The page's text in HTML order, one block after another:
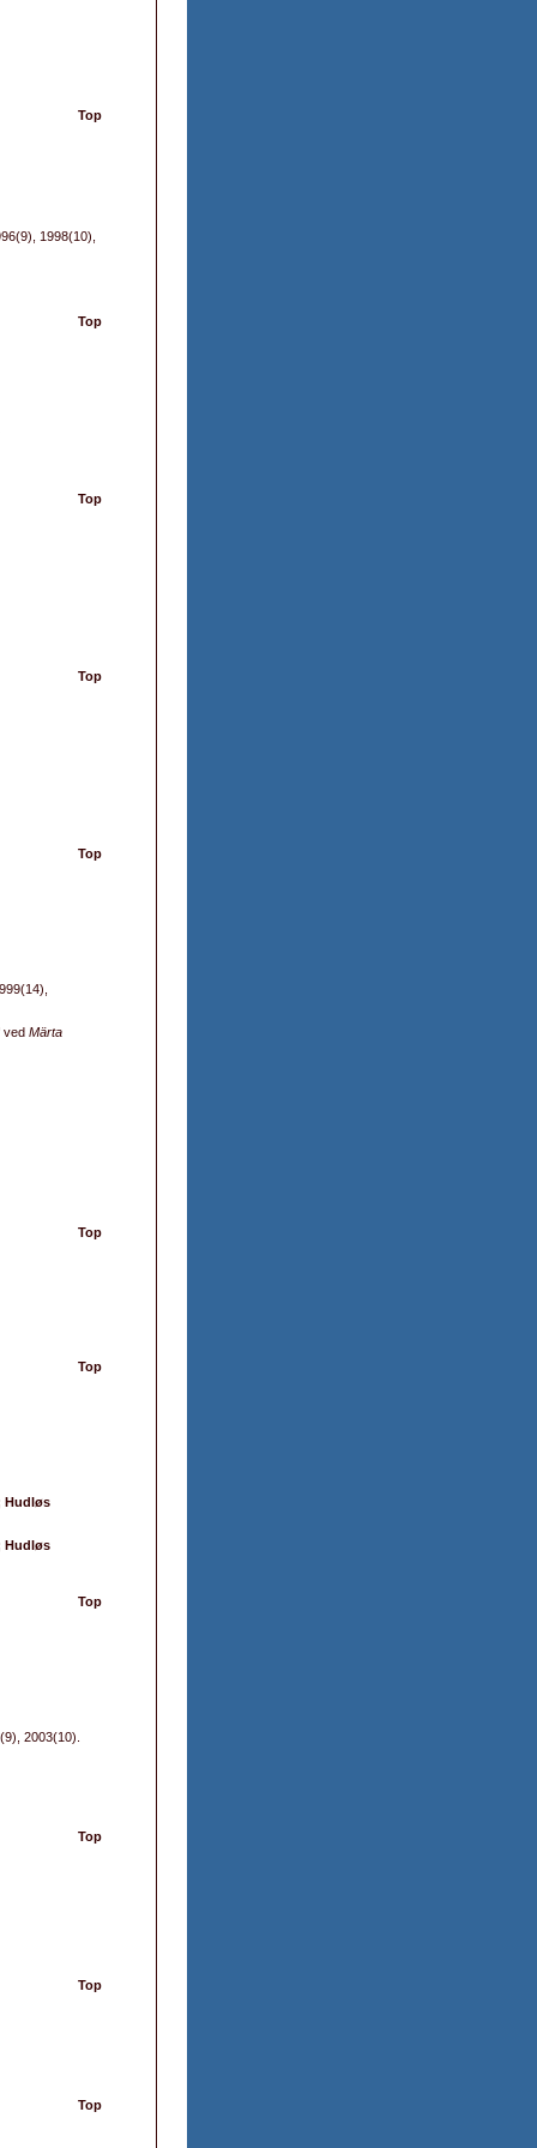
Top
1998(10),
Top
Top
Top
Top
ved Märta
Top
Top
Hudløs
Hudløs
Top
2003(10).
Top
Top
Top